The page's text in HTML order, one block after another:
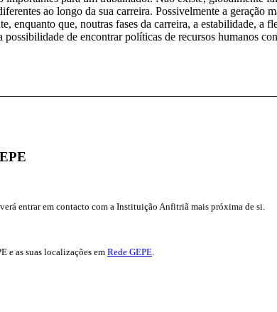
ao longo da sua carreira. Possivelmente a geração
enquanto que, noutras fases da carreira, a estabilidade,
possibilidade de encontrar políticas de recursos humanos
entrar em contacto com a Instituição Anfitriã mais próxima de si.
e as suas localizações em Rede GEPE.